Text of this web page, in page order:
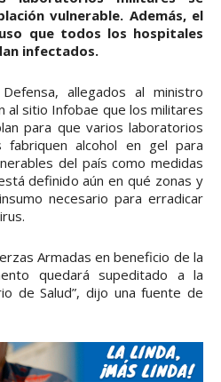
vulnerable. Además, el
que todos los hospitales
infectados.
allegados al ministro
al sitio Infobae que los militares
para que varios laboratorios
fabriquen alcohol en gel para
del país como medidas
definido aún en qué zonas y
necesario para erradicar
Armadas en beneficio de la
quedará supeditado a la
de Salud”, dijo una fuente de